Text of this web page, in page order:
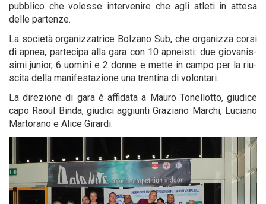
pub­bli­co che voles­se inter­ve­ni­re che agli atle­ti in atte­sa
del­le partenze.
La socie­tà orga­niz­za­tri­ce Bol­za­no Sub, che orga­niz­za cor­si
di apnea, par­te­ci­pa alla gara con 10 apnei­sti: due gio­va­nis­
si­mi junior, 6 uomi­ni e 2 don­ne e met­te in cam­po per la riu­
sci­ta del­la mani­fe­sta­zio­ne una tren­ti­na di volontari.
La dire­zio­ne di gara è affi­da­ta a Mau­ro Tonel­lot­to, giu­di­ce
capo Raoul Bin­da, giu­di­ci aggiun­ti Gra­zia­no Mar­chi, Lucia­no
Mar­to­ra­no e Ali­ce Girardi.